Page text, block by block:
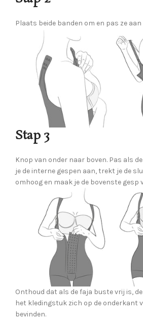
Plaats beide banden om en pas ze
Stap 3
Knop van onder naar boven. Pas als
je de interne gespen aan, trekt je de
omhoog en maak je de bovenste gesp
Onthoud dat als de faja buste vrij is,
het kledingstuk zich op de onderkant
bevinden.